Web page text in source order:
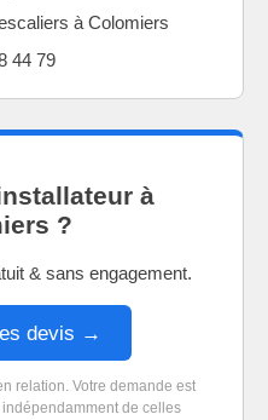
à Colomiers
44 79
à
?
& sans engagement.
devis →
relation. Votre demande est
de celles